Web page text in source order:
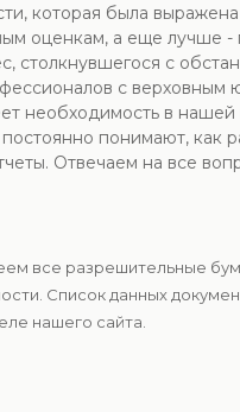
которая была
оценкам, а еще лучше -
столкнувшегося с
с верховным
необходимость в
понимают, как
Отвечаем на все
все разрешительные
Список данных
нашего сайта.